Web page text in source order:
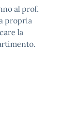
al prof.
propria
la